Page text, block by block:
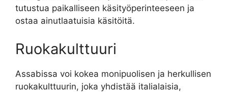
tutustua paikalliseen käsityöperinteeseen ja
ostaa ainutlaatuisia käsitöitä.
Ruokakulttuuri
Assabissa voi kokea monipuolisen ja herkullisen
ruokakulttuurin, joka yhdistää italialaisia,